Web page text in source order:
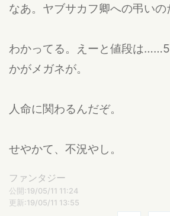
なあ。ヤブサカフ卿への弔い
わかってる。えーと値段は
かがメガネが。
人命に関わるんだぞ。
せやかて、不況やし。
ファンタジー
公開:19/05/11 11:24
更新:19/05/11 13:55